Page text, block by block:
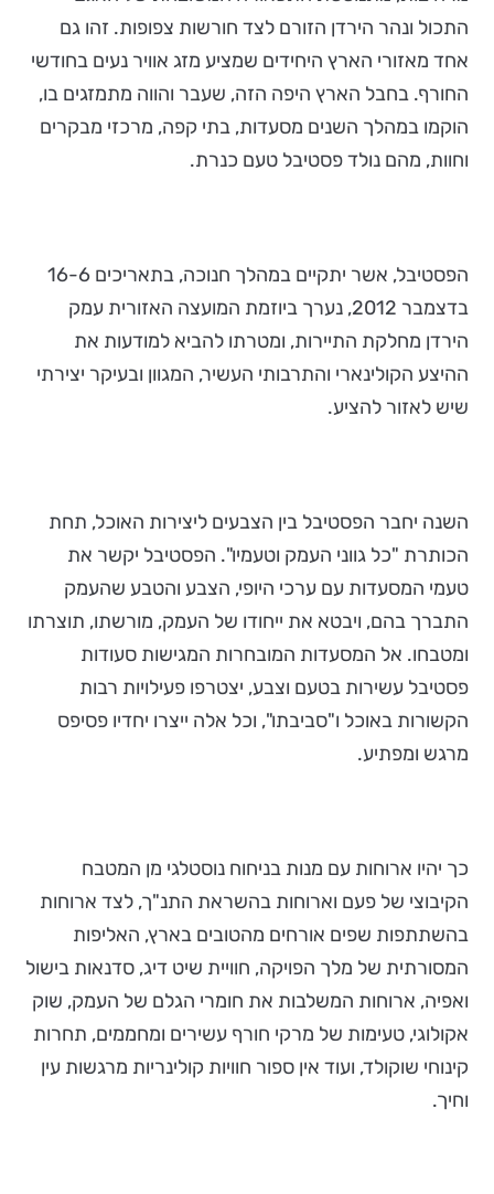
התכול ונהר הירדן הזורם לצד חורשות צפופות. זהו גם
אחד מאזורי הארץ היחידים שמציע מזג אוויר נעים בחודשי
החורף. בחבל הארץ היפה הזה, שעבר והווה מתמזגים בו,
הוקמו במהלך השנים מסעדות, בתי קפה, מרכזי מבקרים
וחוות, מהם נולד פסטיבל טעם כנרת.
הפסטיבל, אשר יתקיים במהלך חנוכה, בתאריכים 16-6
בדצמבר 2012, נערך ביוזמת המועצה האזורית עמק
הירדן מחלקת התיירות, ומטרתו להביא למודעות את
ההיצע הקולינארי והתרבותי העשיר, המגוון ובעיקר יצירתי
שיש לאזור להציע.
השנה יחבר הפסטיבל בין הצבעים ליצירות האוכל, תחת
הכותרת "כל גווני העמק וטעמיו". הפסטיבל יקשר את
טעמי המסעדות עם ערכי היופי, הצבע והטבע שהעמק
התברך בהם, ויבטא את ייחודו של העמק, מורשתו, תוצרתו
ומטבחו. אל המסעדות המובחרות המגישות סעודות
פסטיבל עשירות בטעם וצבע, יצטרפו פעילויות רבות
הקשורות באוכל ו"סביבתו", וכל אלה ייצרו יחדיו פסיפס
מרגש ומפתיע.
כך יהיו ארוחות עם מנות בניחוח נוסטלגי מן המטבח
הקיבוצי של פעם וארוחות בהשראת התנ"ך, לצד ארוחות
בהשתתפות שפים אורחים מהטובים בארץ, האליפות
המסורתית של מלך הפויקה, חוויית שיט דיג, סדנאות בישול
ואפיה, ארוחות המשלבות את חומרי הגלם של העמק, שוק
אקולוגי, טעימות של מרקי חורף עשירים ומחממים, תחרות
קינוחי שוקולד, ועוד אין ספור חוויות קולינריות מרגשות עין
וחיך.